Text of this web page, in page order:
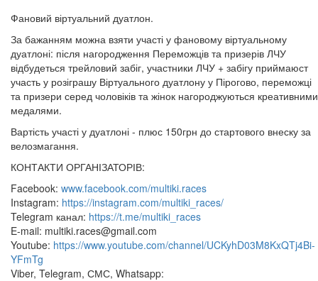
Фановий віртуальний дуатлон.
За бажанням можна взяти участі у фановому віртуальному
дуатлоні: після нагородження Переможців та призерів ЛЧУ
відбудеться трейловий забіг, участники ЛЧУ + забігу приймаюст
участь у розіграшу Віртуального дуатлону у Пірогово, переможці
та призери серед чоловіків та жінок нагороджуються креативними
медалями.
Вартість участі у дуатлоні - плюс 150грн до стартового внеску за
велозмагання.
КОНТАКТИ ОРГАНІЗАТОРІВ:
Facebook: www.facebook.com/multiki.races
Instagram: https://instagram.com/multiki_races/
Telegram канал: https://t.me/multiki_races
E-mail: multiki.races@gmail.com
Youtube: https://www.youtube.com/channel/UCKyhD03M8KxQTj4Bi-
YFmTg
Viber, Telegram, СМС, Whatsapp: